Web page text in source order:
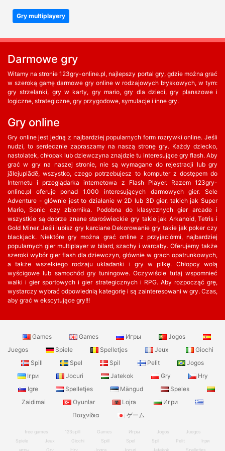
Gry multiplayery
Darmowe gry
Witamy na stronie 123gry-online.pl, najlepszy portal gry, gdzie można grać
w szeroką gamę darmowe gry online w rodzajowych błyskowych, w tym:
gry strzelanki, gry w karty, gry mario, gry dla dzieci, gry planszowe i
logiczne, strategiczne, gry przygodowe, symulacje i inne gry.
Gry online
Gry online jest jedną z najbardziej popularnych form rozrywki online. Jeśli
nudzi, to serdecznie zapraszamy na naszą stronę gry. Każdy dziecko,
nastolatek, chłopak lub dziewczyna znajdzie tu interesujące gry flash. Aby
grać w gry na naszej stronie, nie są wymagane do rejestracji lub gry
jālejuplādē, wszystko, czego potrzebujesz to komputer z dostępem do
Internetu i przeglądarka internetowa z Flash Player. Razem 123gry-
online.pl oferuje ponad 1.000 interesujących darmowych gier. Sele
Adventure - głównie jest to działanie w 2D lub 3D gier, takich jak Super
Mario, Sonic czy zbiornika. Podobna do klasycznych gier arcade i
wszystkie są dobrze znane staroświeckie gry takie jak Arkanoid, Tetris i
Gold Miner. Jeśli lubisz gry karciane Dekorowanie gry takie jak poker czy
blackjack. Niektóre gry można grać online z przyjaciółmi, najbardziej
popularnych gier multiplayer w bilard, szachy i warcaby. Oferujemy także
szeroki wybór gier flash dla dziewczyn, głównie w grach opatrunkowych,
a także wszelkiego rodzaju układanki i gry w piłkę. Chłopcy wolą
wyścigowe lub samochód gry tuningowe. Oczywiście tutaj wspomnieć
walki i gier sportowych i gier strategicznych i RPG. Aby rozpocząć grę,
wystarczy wybrać odpowiednią kategorię i są zainteresowani w gry. Czas,
aby grać w ekscytujące gry!!!
Games Games Игры
Jogos
Juegos
Spiele Spelletjes Jeux
Giochi
Spill
Spel Spil Pelit
Jogos
Ігри
Jocuri Jatekok Gry
Hry
Igre
Spelletjes Mängud
Speles
Zaidimai
Oyunlar Lojra
Игри
Παιχνίδια
ゲーム
free games 123spill Games Игры Jogos
Juegos
Spiele
Jeux Giochi Spill Spel Spil Pelit
Ігри
игры
Gry Hry Jogos Jocuri Jatekok Spelletjes